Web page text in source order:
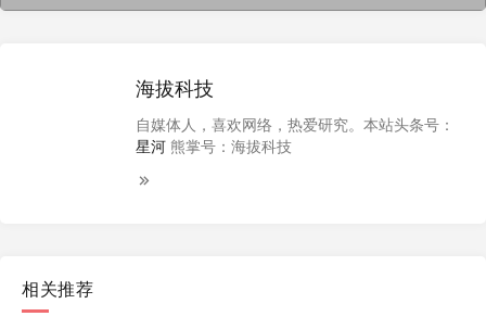
海拔科技
自媒体人，喜欢网络，热爱研究。本站头条号：
星河 熊掌号：海拔科技
相关推荐